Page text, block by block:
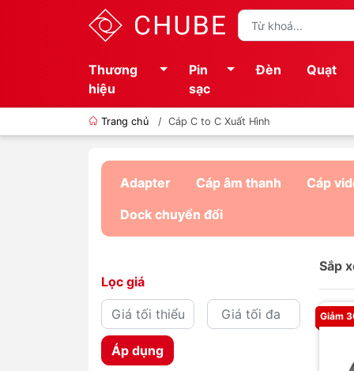
Thương
hiệu
Pin
sạc
Đèn Quạt
Trang chủ / Cáp C to C Xuất Hình
Adapter Cáp âm thanh Cáp
Dock chuyển đổi
Sắp
Giảm
Lọc giá
Áp dụng